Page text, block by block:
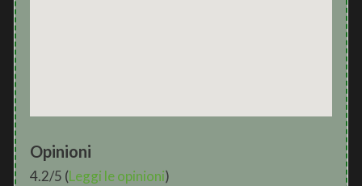
Opinioni
4.2/5 (Leggi le opinioni)